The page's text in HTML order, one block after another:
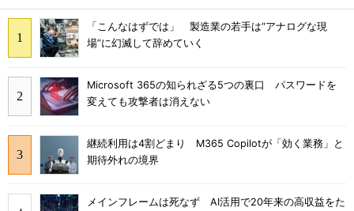
「こんなはずでは」 製造業の若手は“アナログな現
場”に幻滅して辞めていく
Microsoft 365の知られざる5つの裏口 パスワードを
変えても攻撃者は消えない
継続利用は4割どまり M365 Copilotが「効く業務」と
期待外れの境界
メインフレームは死なず AI活用で20年来の高収益をた